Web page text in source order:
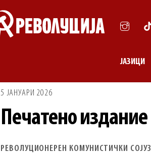
ЈАЗИЦИ
5 ЈАНУАРИ 2026
Печатено издание
РЕВОЛУЦИОНЕРЕН КОМУНИСТИЧКИ СОЈУЗ